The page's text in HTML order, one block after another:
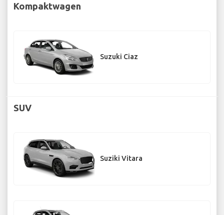
Kompaktwagen
Suzuki Ciaz
SUV
Suziki Vitara